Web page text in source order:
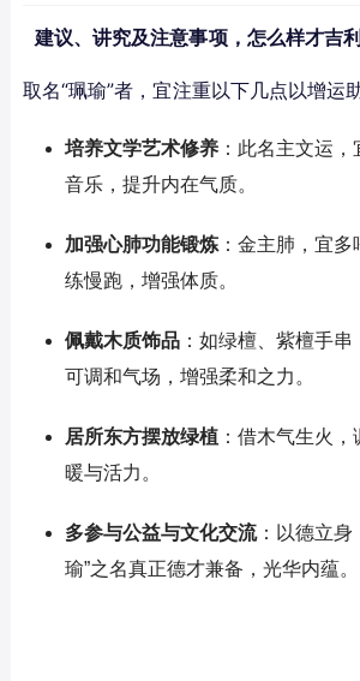
建议、讲究及注意事项，怎么样才吉
取名“珮瑜”者，宜注重以下几点以增运
培养文学艺术修养：此名主文运，
音乐，提升内在气质。
加强心肺功能锻炼：金主肺，宜多
练慢跑，增强体质。
佩戴木质饰品：如绿檀、紫檀手串
可调和气场，增强柔和之力。
居所东方摆放绿植：借木气生火，
暖与活力。
多参与公益与文化交流：以德立身
瑜”之名真正德才兼备，光华内蕴。